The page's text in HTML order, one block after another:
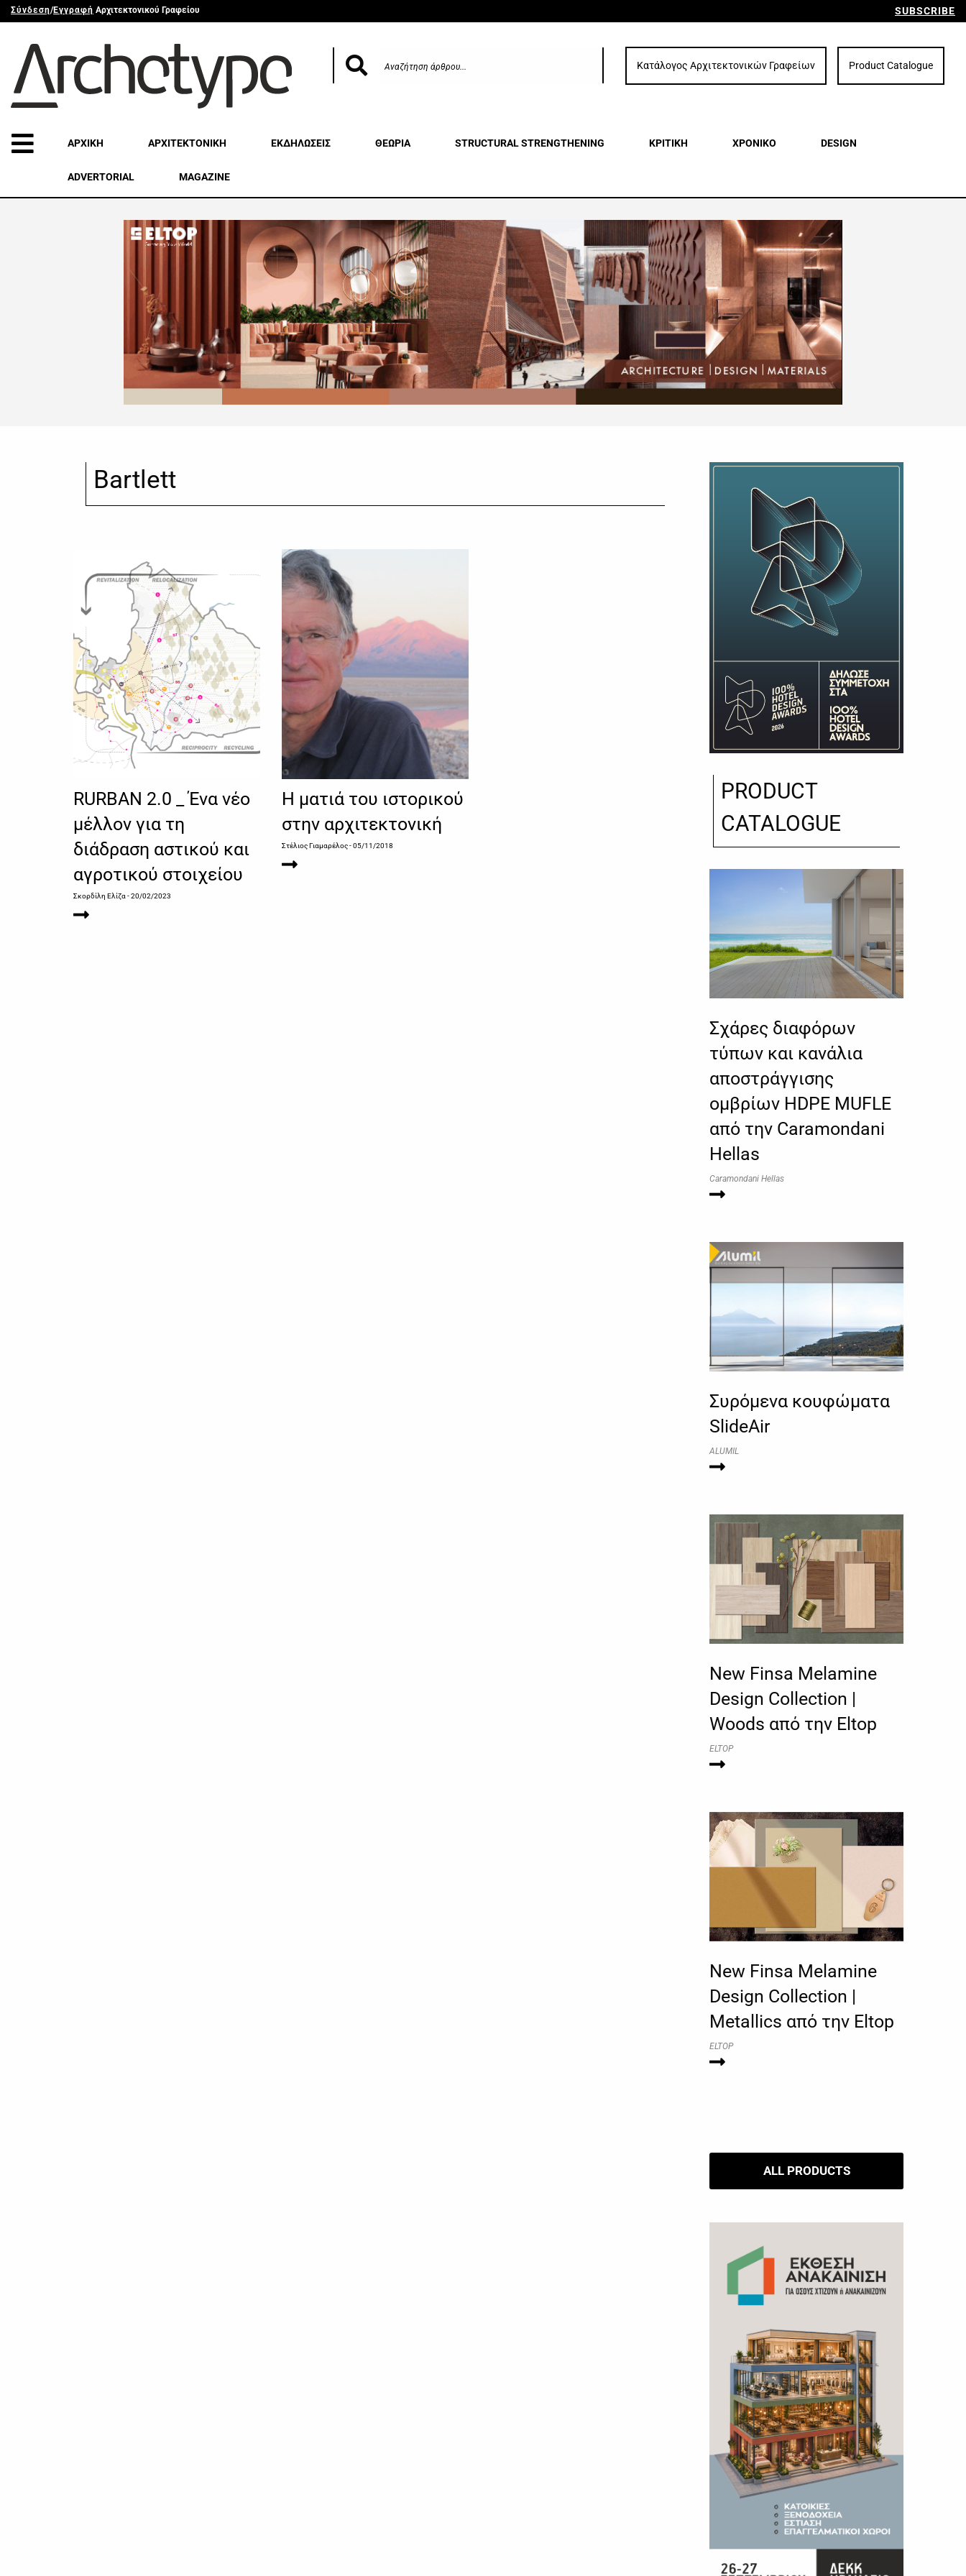
Σύνδεση/Εγγραφή Αρχιτεκτονικού Γραφείου SUBSCRIBE
Κατάλογος Αρχιτεκτονικών Γραφείων Product Catalogue
ΑΡΧΙΚΗ ΑΡΧΙΤΕΚΤΟΝΙΚΗ ΕΚΔΗΛΩΣΕΙΣ ΘΕΩΡΙΑ STRUCTURAL STRENGTHENING ΚΡΙΤΙΚΗ ΧΡΟΝΙΚΟ DESIGN
ADVERTORIAL MAGAZINE
Bartlett
RURBAN 2.0 _ Ένα νέο
μέλλον για τη
διάδραση αστικού και
αγροτικού στοιχείου
Σκορδίλη Ελίζα- 20/02/2023
Η ματιά του ιστορικού
στην αρχιτεκτονική
Στέλιος Γιαμαρέλος- 05/11/2018
PRODUCT
CATALOGUE
Σχάρες διαφόρων
τύπων και κανάλια
αποστράγγισης
ομβρίων HDPE MUFLE
από την Caramondani
Hellas
Caramondani Hellas
Συρόμενα κουφώματα
SlideAir
ALUMIL
New Finsa Melamine
Design Collection |
Woods από την Eltop
ELTOP
New Finsa Melamine
Design Collection |
Metallics από την Eltop
ELTOP
ALL PRODUCTS